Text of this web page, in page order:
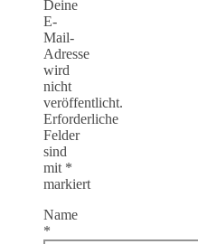
Deine
E-
Mail-
Adresse
wird
nicht
veröffentlicht.
Erforderliche
Felder
sind
mit *
markiert
Name
*